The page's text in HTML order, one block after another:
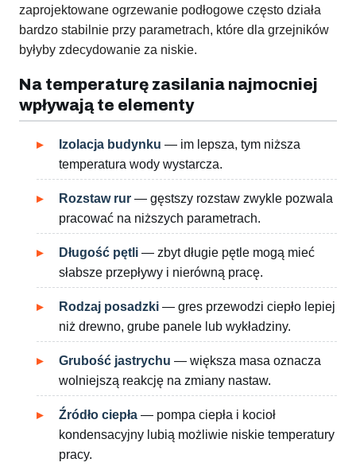
zaprojektowane ogrzewanie podłogowe często działa
bardzo stabilnie przy parametrach, które dla grzejników
byłyby zdecydowanie za niskie.
Na temperaturę zasilania najmocniej
wpływają te elementy
Izolacja budynku — im lepsza, tym niższa
temperatura wody wystarcza.
Rozstaw rur — gęstszy rozstaw zwykle pozwala
pracować na niższych parametrach.
Długość pętli — zbyt długie pętle mogą mieć
słabsze przepływy i nierówną pracę.
Rodzaj posadzki — gres przewodzi ciepło lepiej
niż drewno, grube panele lub wykładziny.
Grubość jastrychu — większa masa oznacza
wolniejszą reakcję na zmiany nastaw.
Źródło ciepła — pompa ciepła i kocioł
kondensacyjny lubią możliwie niskie temperatury
pracy.